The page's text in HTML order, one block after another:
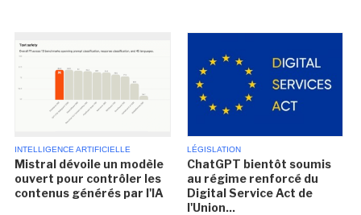
INTELLIGENCE ARTIFICIELLE
Mistral dévoile un modèle
ouvert pour contrôler les
contenus générés par l'IA
LÉGISLATION
ChatGPT bientôt soumis
au régime renforcé du
Digital Service Act de
l'Union...